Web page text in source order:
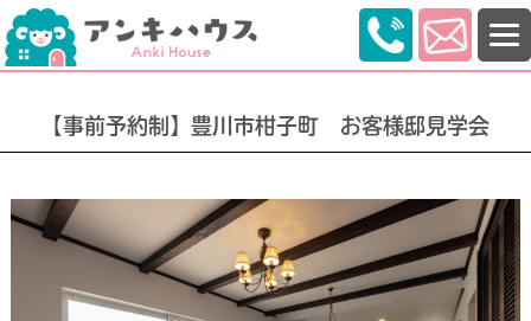
【事前予約制】豊川市柑子町 お客様邸見学会